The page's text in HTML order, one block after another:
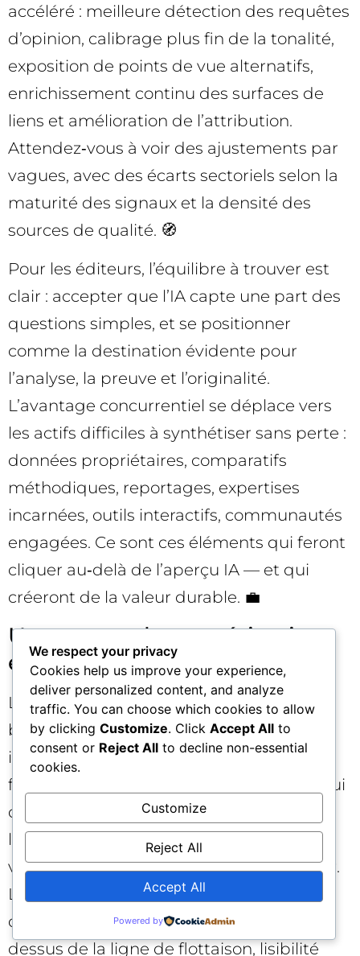
accéléré : meilleure détection des requêtes
d’opinion, calibrage plus fin de la tonalité,
exposition de points de vue alternatifs,
enrichissement continu des surfaces de
liens et amélioration de l’attribution.
Attendez‑vous à voir des ajustements par
vagues, avec des écarts sectoriels selon la
maturité des signaux et la densité des
sources de qualité. 🧭
Pour les éditeurs, l’équilibre à trouver est
clair : accepter que l’IA capte une part des
questions simples, et se positionner
comme la destination évidente pour
l’analyse, la preuve et l’originalité.
L’avantage concurrentiel se déplace vers
les actifs difficiles à synthétiser sans perte :
données propriétaires, comparatifs
méthodiques, reportages, expertises
incarnées, outils interactifs, communautés
engagées. Ce sont ces éléments qui feront
cliquer au‑delà de l’aperçu IA — et qui
créeront de la valeur durable. 💼
Un mot sur la monétisation
et l’expérience utilisateur
La tentation serait de compenser une
baisse de trafic par plus de publicité
intrusive. Mauvaise idée. Les aperçus IA «
favorisent » mécaniquement les pages qui
délivrent vite la valeur perçue. Des sites
lents, surchargés, masquant le contenu,
verront leur probabilité de citation chuter.
La bonne réponse est au contraire
d’optimiser l’expérience : évidences au-
dessus de la ligne de flottaison, lisibilité
We respect your privacy
Cookies help us improve your experience,
deliver personalized content, and analyze
traffic. You can choose which cookies to allow
by clicking Customize. Click Accept All to
consent or Reject All to decline non-essential
cookies.
Customize
Reject All
Accept All
Powered by